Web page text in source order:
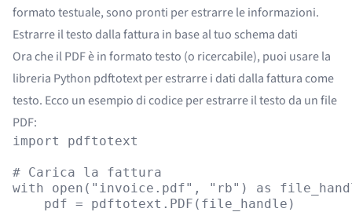
formato testuale, sono pronti per estrarre le informazioni.
Estrarre il testo dalla fattura in base al tuo schema dati
Ora che il PDF è in formato testo (o ricercabile), puoi usare la
libreria Python pdftotextper estrarre i dati dalla fattura come
testo. Ecco un esempio di codice per estrarre il testo da un file
PDF:
import pdftotext
# Carica la fattura
with open("invoice.pdf", "rb") as
    pdf = pdftotext.PDF(file_handle)